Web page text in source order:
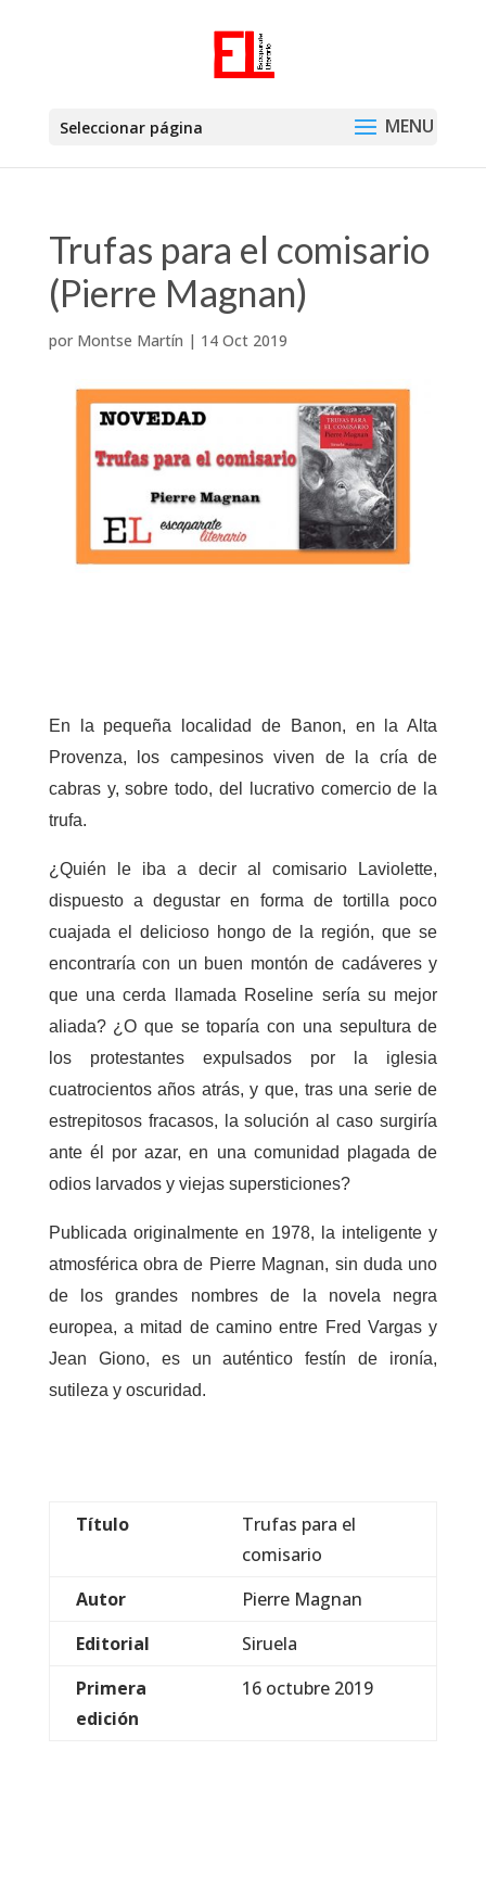
Seleccionar página
Trufas para el comisario
(Pierre Magnan)
por Montse Martín | 14 Oct 2019
En la pequeña localidad de Banon, en la Alta
Provenza, los campesinos viven de la cría de
cabras y, sobre todo, del lucrativo comercio de la
trufa.
¿Quién le iba a decir al comisario Laviolette,
dispuesto a degustar en forma de tortilla poco
cuajada el delicioso hongo de la región, que se
encontraría con un buen montón de cadáveres y
que una cerda llamada Roseline sería su mejor
aliada? ¿O que se toparía con una sepultura de
los protestantes expulsados por la iglesia
cuatrocientos años atrás, y que, tras una serie de
estrepitosos fracasos, la solución al caso surgiría
ante él por azar, en una comunidad plagada de
odios larvados y viejas supersticiones?
Publicada originalmente en 1978, la inteligente y
atmosférica obra de Pierre Magnan, sin duda uno
de los grandes nombres de la novela negra
europea, a mitad de camino entre Fred Vargas y
Jean Giono, es un auténtico festín de ironía,
sutileza y oscuridad.
Título
Trufas para el
comisario
Autor
Pierre Magnan
Editorial
Siruela
Primera
edición
16 octubre 2019